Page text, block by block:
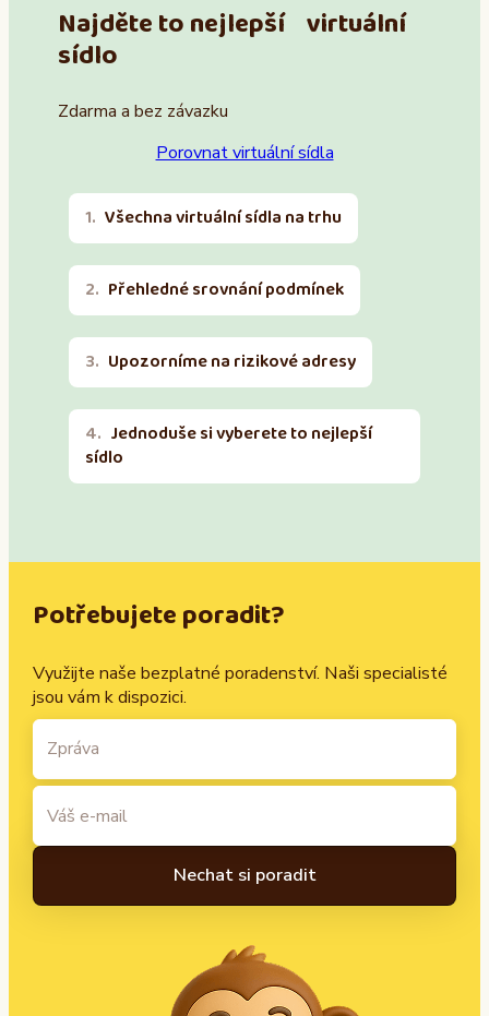
Najděte to nejlepší virtuální
sídlo
Zdarma a bez závazku
Porovnat virtuální sídla
Všechna virtuální sídla na trhu
Přehledné srovnání podmínek
Upozorníme na rizikové adresy
Jednoduše si vyberete to nejlepší
sídlo
Potřebujete poradit?
Využijte naše bezplatné poradenství. Naši specialisté
jsou vám k dispozici.